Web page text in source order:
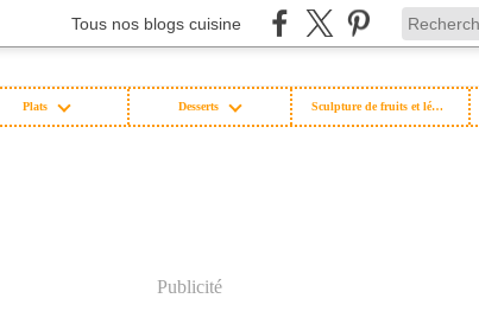
Tous nos blogs cuisine
Plats Desserts Sculpture de fruits et légumes
Publicité